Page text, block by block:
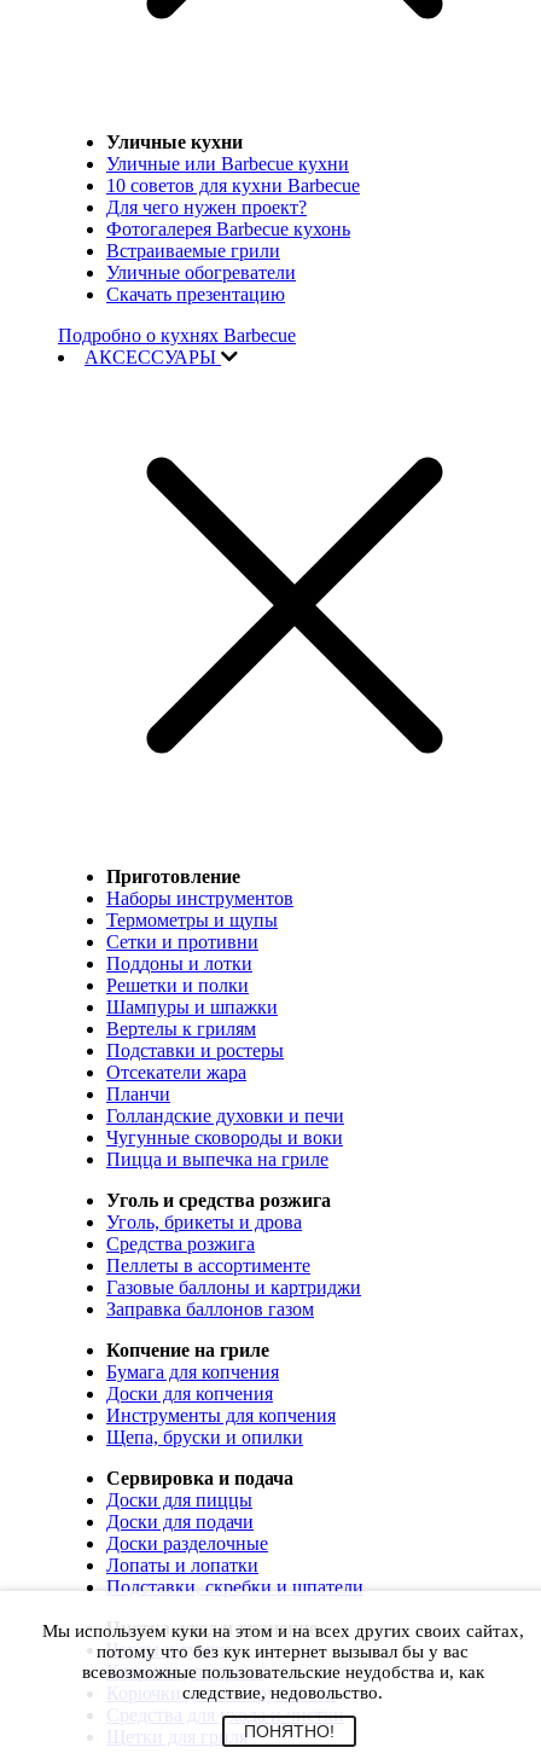
Уличные кухни
Уличные или Barbecue кухни
10 советов для кухни Barbecue
Для чего нужен проект?
Фотогалерея Barbecue кухонь
Встраиваемые грили
Уличные обогреватели
Скачать презентацию
Подробно о кухнях Barbecue
АКСЕССУАРЫ
Приготовление
Наборы инструментов
Термометры и щупы
Сетки и противни
Поддоны и лотки
Решетки и полки
Шампуры и шпажки
Вертелы к грилям
Подставки и ростеры
Отсекатели жара
Планчи
Голландские духовки и печи
Чугунные сковороды и воки
Пицца и выпечка на гриле
Уголь и средства розжига
Уголь, брикеты и дрова
Средства розжига
Пеллеты в ассортименте
Газовые баллоны и картриджи
Заправка баллонов газом
Копчение на гриле
Бумага для копчения
Доски для копчения
Инструменты для копчения
Щепа, бруски и опилки
Сервировка и подача
Доски для пиццы
Доски для подачи
Доски разделочные
Лопаты и лопатки
Подставки, скребки и шпатели
Чистка, уход и хранение
Чехлы и сумки
Коврики для гриля
Корючки для инструментов
Средства для ухода и чистки
Щетки для гриля
Мы используем куки на этом и на всех других своих сайтах,
потому что без кук интернет вызывал бы у вас
всевозможные пользовательские неудобства и, как
следствие, недовольство.
ПОНЯТНО!